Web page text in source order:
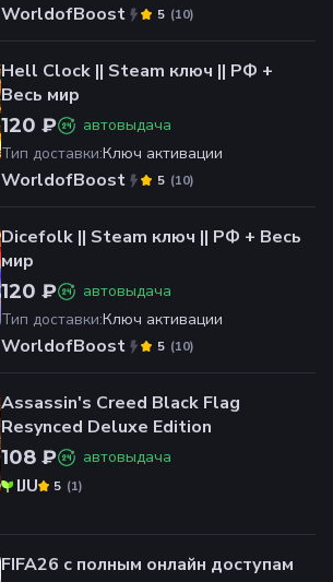
WorldofBoost (10)
5
Hell Clock || Steam ключ || РФ +
Весь мир
120 ₽
автовыдача
Тип доставки:Ключ активации
WorldofBoost (10)
5
Dicefolk || Steam ключ || РФ + Весь
мир
120 ₽
автовыдача
Тип доставки:Ключ активации
WorldofBoost (10)
5
Assassin's Creed Black Flag
Resynced Deluxe Edition
108 ₽
автовыдача
IJU (1)
5
FIFA26 с полным онлайн доступам